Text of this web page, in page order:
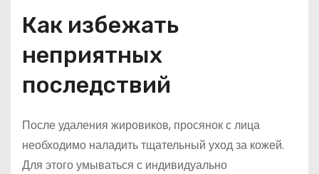
Как избежать
неприятных
последствий
После удаления жировиков, просянок с лица
необходимо наладить тщательный уход за кожей.
Для этого умываться с индивидуально